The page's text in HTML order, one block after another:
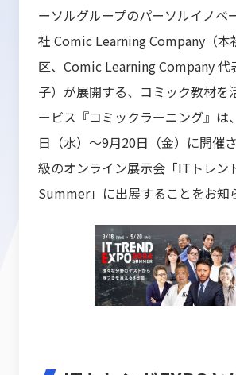
ーソルグループのパーソルイノベ
社 Comic Learning Company（本
区、Comic Learning Company 代
子）が展開する、コミック教材を
ービス『コミックラーニング』は
日（水）～9月20日（金）に開催
級のオンライン展示会「ITトレン
Summer」に出展することをお知